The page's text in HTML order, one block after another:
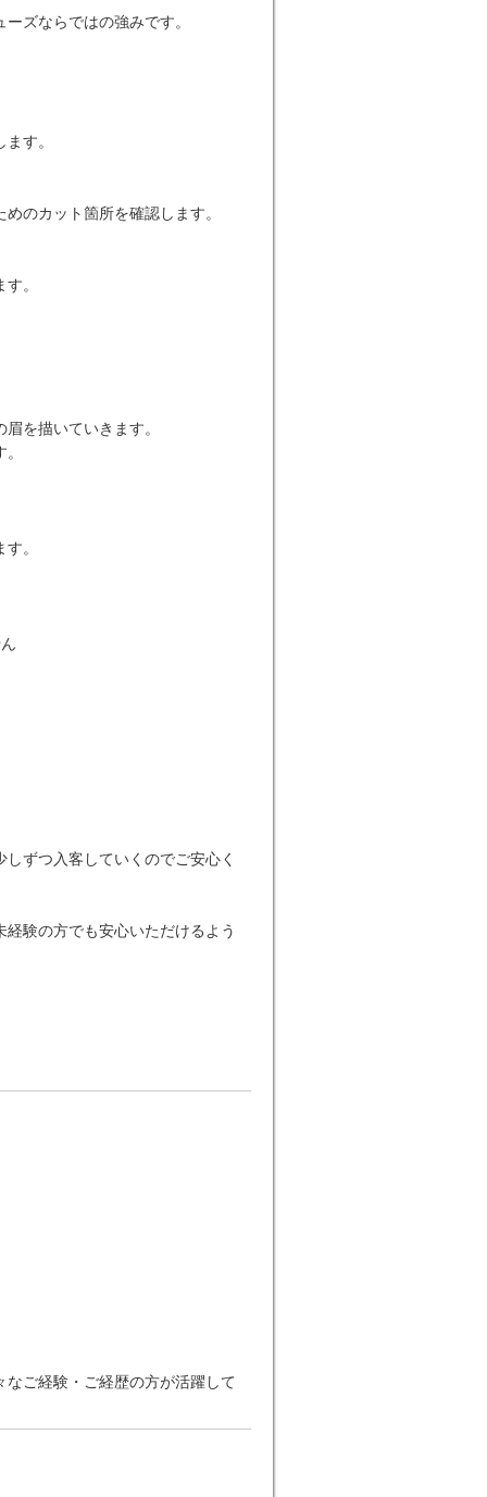
ズならではの強みです。
す。
のカット箇所を確認します。
。
を描いていきます。
。
ずつ入客していくのでご安心く
験の方でも安心いただけるよう
ご経験・ご経歴の方が活躍して